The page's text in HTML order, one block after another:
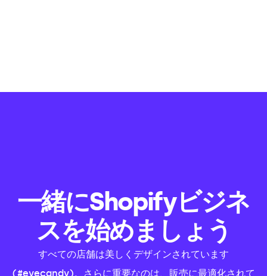
一緒にShopifyビジネ
スを始めましょう
すべての店舗は美しくデザインされています
(#eyecandy)。さらに重要なのは、販売に最適化されて